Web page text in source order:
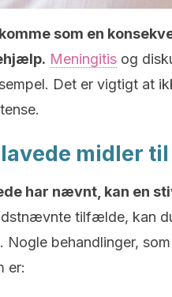
som en
Meningitis og
Det er vigtigt at
midler
har nævnt, kan en
tilfælde, kan
. Nogle behandlinger,
er: